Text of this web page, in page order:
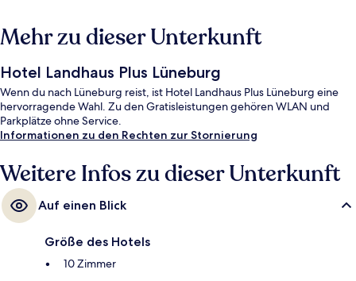
Mehr zu dieser Unterkunft
Hotel Landhaus Plus Lüneburg
Wenn du nach Lüneburg reist, ist Hotel Landhaus Plus Lüneburg eine
hervorragende Wahl. Zu den Gratisleistungen gehören WLAN und
Parkplätze ohne Service.
Informationen zu den Rechten zur Stornierung
Weitere Infos zu dieser Unterkunft
Auf einen Blick
Größe des Hotels
10 Zimmer